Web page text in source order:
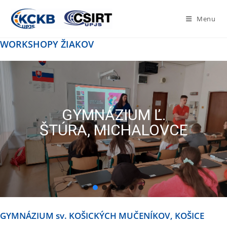
Menu
WORKSHOPY ŽIAKOV
GYMNÁZIUM Ľ.
ŠTÚRA, MICHALOVCE
GYMNÁZIUM sv. KOŠICKÝCH MUČENÍKOV, KOŠICE